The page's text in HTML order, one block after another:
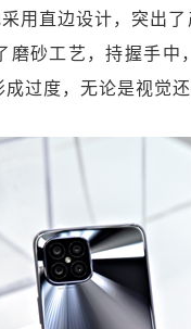
用直边设计，突出
磨砂工艺，持握手
过度，无论是视觉